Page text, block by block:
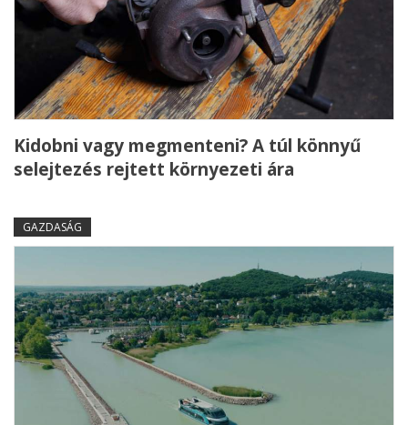
Kidobni vagy megmenteni? A túl könnyű
selejtezés rejtett környezeti ára
GAZDASÁG